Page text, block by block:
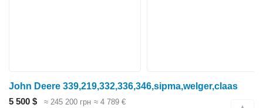
John Deere 339,219,332,336,346,sipma,welger,claas
5 500 $
≈ 245 200 грн ≈ 4 789 €